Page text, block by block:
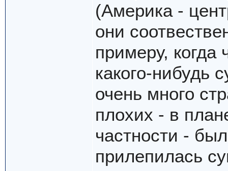
(Америка -
они
примеру, когда
какого-нибудь
очень много
плохих - в
частности -
прилепилась